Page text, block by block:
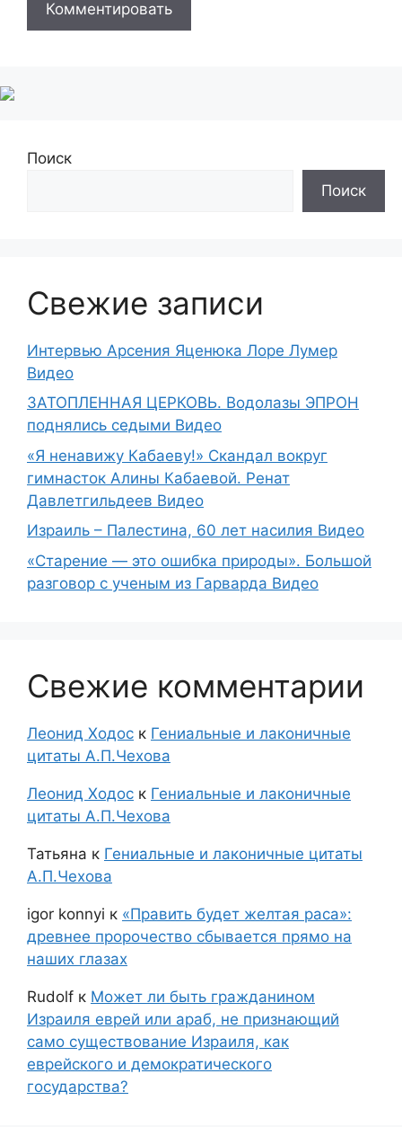
Поиск
Поиск
Свежие записи
Интервью Арсения Яценюка Лоре Лумер
Видео
ЗАТОПЛЕННАЯ ЦЕРКОВЬ. Водолазы ЭПРОН
поднялись седыми Видео
«Я ненавижу Кабаеву!» Скандал вокруг
гимнасток Алины Кабаевой. Ренат
Давлетгильдеев Видео
Израиль – Палестина, 60 лет насилия Видео
«Старение — это ошибка природы». Большой
разговор с ученым из Гарварда Видео
Свежие комментарии
Леонид Ходос к Гениальные и лаконичные
цитаты А.П.Чехова
Леонид Ходос к Гениальные и лаконичные
цитаты А.П.Чехова
Татьяна к Гениальные и лаконичные цитаты
А.П.Чехова
igor konnyi к «Править будет желтая раса»:
древнее пророчество сбывается прямо на
наших глазах
Rudolf к Может ли быть гражданином
Израиля еврей или араб, не признающий
само существование Израиля, как
еврейского и демократического
государства?